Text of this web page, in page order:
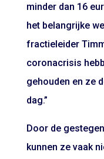
minder dan 16
het belangrijke
fractieleider
coronacrisis
gehouden en ze
dag.”
Door de
kunnen ze vaak